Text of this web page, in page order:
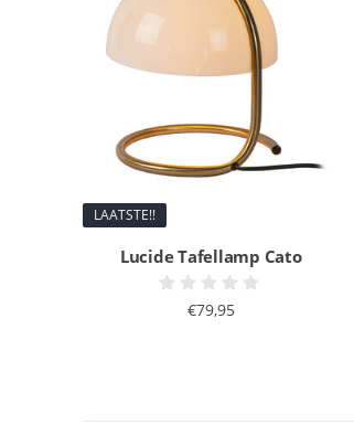
LAATSTE!!
Lucide Tafellamp Cato
€79,95